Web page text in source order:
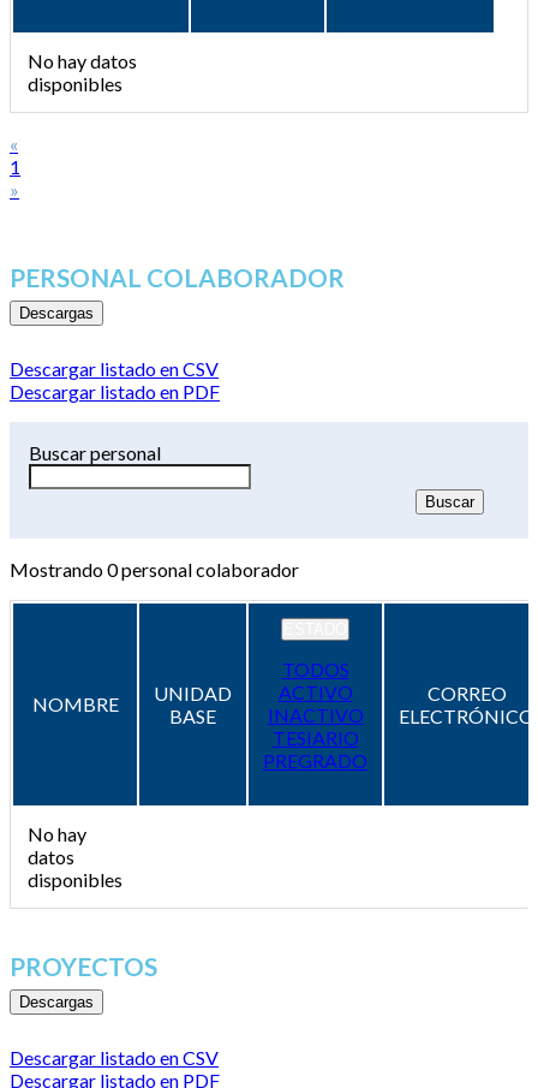
No hay datos
disponibles
«
1
»
PERSONAL COLABORADOR
Descargas
Descargar listado en CSV
Descargar listado en PDF
Buscar personal
Mostrando0personal colaborador
NOMBRE
UNIDAD
BASE
TODOS
ACTIVO
INACTIVO
TESIARIO
PREGRADO
CORREO
ELECTRÓNICO
No hay
datos
disponibles
PROYECTOS
Descargas
Descargar listado en CSV
Descargar listado en PDF